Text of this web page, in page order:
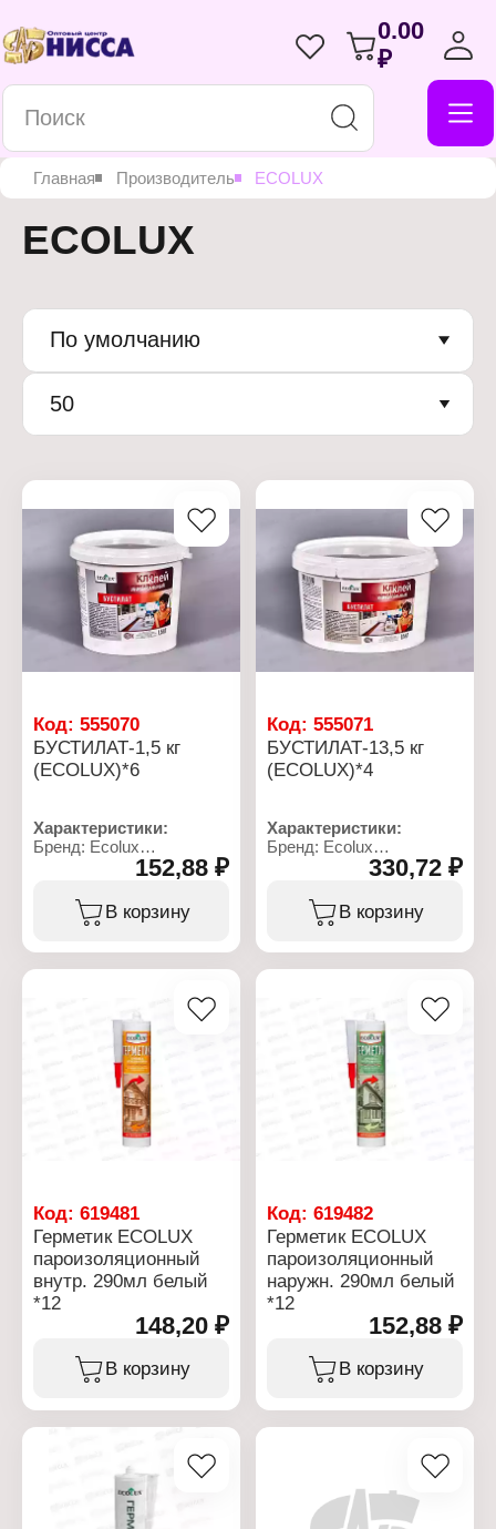
0.00
₽
Главная Производитель ECOLUX
ECOLUX
По умолчанию
50
Код: 555070
БУСТИЛАТ-1,5 кг
(ECOLUX)*6
Характеристики:
Бренд: Ecolux
Тип товара: Клей
Универсальный
Название: Бустилат
152,88 ₽
В корзину
Код:555071
БУСТИЛАТ-13,5 кг
(ECOLUX)*4
Характеристики:
Бренд: Ecolux
Тип товара: Клей
Универсальный
Название: Бустилат
330,72 ₽
В корзину
Код: 619481
Герметик ECOLUX
пароизоляционный
внутр. 290мл белый
*12
148,20 ₽
В корзину
Код:619482
Герметик ECOLUX
пароизоляционный
наружн. 290мл белый
*12
152,88 ₽
В корзину